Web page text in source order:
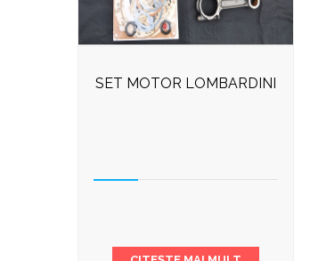
SET MOTOR LOMBARDINI